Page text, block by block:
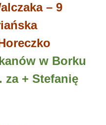
– 9
w Borku
za + Stefanię